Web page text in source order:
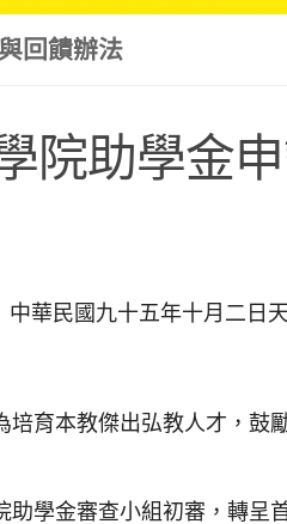
回饋辦法
院助學金
中華民國九十五年十月二日
育本教傑出弘教人才，鼓
學金審查小組初審，轉呈